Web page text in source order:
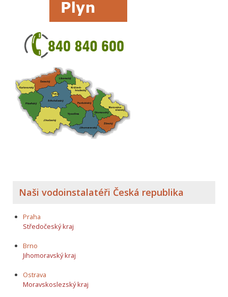
Naši vodoinstalatéři Česká republika
Praha
Středočeský kraj
Brno
Jihomoravský kraj
Ostrava
Moravskoslezský kraj